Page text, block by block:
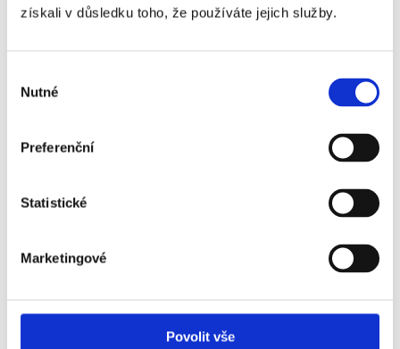
získali v důsledku toho, že používáte jejich služby.
souhlasu
Nutné
Preferenční
Statistické
Marketingové
Povolit vše